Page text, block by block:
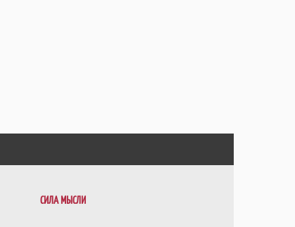
СИЛА МЫСЛИ